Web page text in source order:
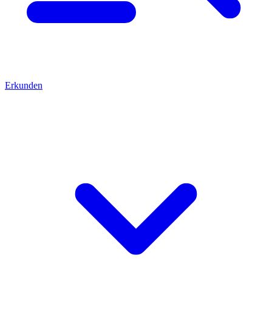
Erkunden